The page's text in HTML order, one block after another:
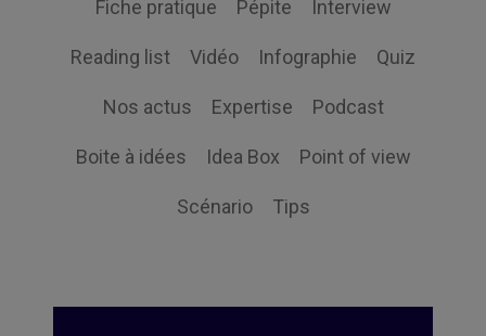
Fiche pratique Pépite Interview
Reading list Vidéo Infographie Quiz
Nos actus Expertise Podcast
Boite à idées Idea Box Point of view
Scénario Tips